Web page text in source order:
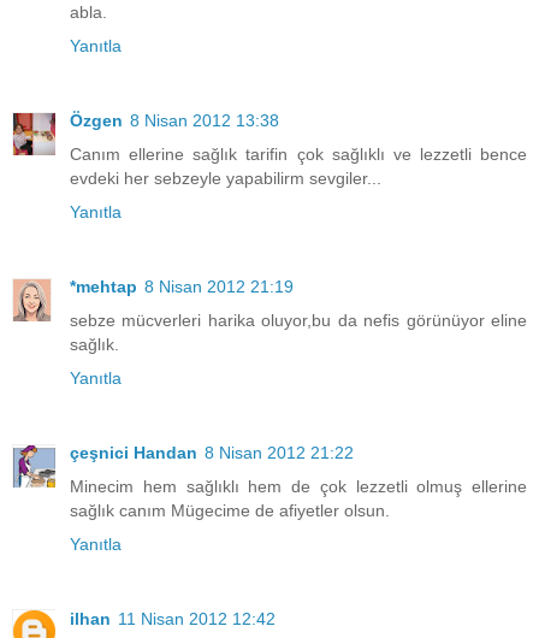
abla.
Yanıtla
Özgen 8 Nisan 2012 13:38
Canım ellerine sağlık tarifin çok sağlıklı ve lezzetli bence
evdeki her sebzeyle yapabilirm sevgiler...
Yanıtla
*mehtap 8 Nisan 2012 21:19
sebze mücverleri harika oluyor,bu da nefis görünüyor eline
sağlık.
Yanıtla
çeşnici Handan 8 Nisan 2012 21:22
Minecim hem sağlıklı hem de çok lezzetli olmuş ellerine
sağlık canım Mügecime de afiyetler olsun.
Yanıtla
ilhan 11 Nisan 2012 12:42